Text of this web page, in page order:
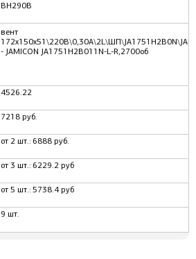
ВН290B
вент
- JAMICON JA1751H2B011N-L-R,2700об
4526.22
7218 руб.
от 2 шт.: 6888 руб.
от 3 шт.: 6229.2 руб
от 5 шт.: 5738.4 руб
9 шт.